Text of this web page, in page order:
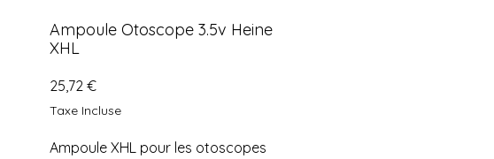
Ampoule Otoscope 3.5v Heine
XHL
25,72 €Prix
Taxe Incluse
Ampoule XHL pour les otoscopes